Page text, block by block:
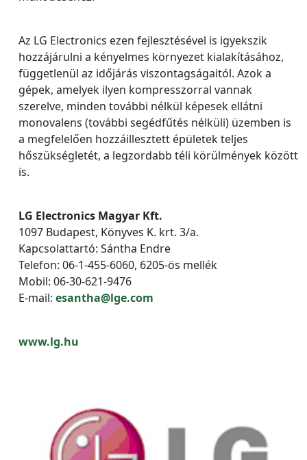
Az LG Electronics ezen fejlesztésével is igyekszik
hozzájárulni a kényelmes környezet kialakításához,
függetlenül az időjárás viszontagságaitól. Azok a
gépek, amelyek ilyen kompresszorral vannak
szerelve, minden további nélkül képesek ellátni
monovalens (további segédfűtés nélküli) üzemben is
a megfelelően hozzáillesztett épületek teljes
hőszükségletét, a legzordabb téli körülmények között
is.
LG Electronics Magyar Kft.
1097 Budapest, Könyves K. krt. 3/a.
Kapcsolattartó: Sántha Endre
Telefon: 06-1-455-6060, 6205-ös mellék
Mobil: 06-30-621-9476
E-mail: esantha@lge.com
www.lg.hu